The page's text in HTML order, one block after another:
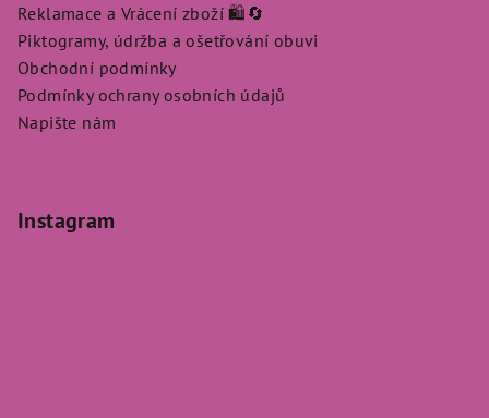
Reklamace a Vrácení zboží 🛍️🔄
Piktogramy, údržba a ošetřování obuvi
Obchodní podmínky
Podmínky ochrany osobních údajů
Napište nám
Instagram